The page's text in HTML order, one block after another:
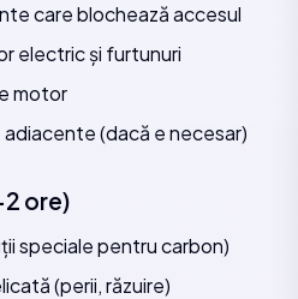
care blochează accesul
electric și furtunuri
motor
(dacă e necesar)
2 ore)
speciale pentru carbon)
(perii, răzuire)